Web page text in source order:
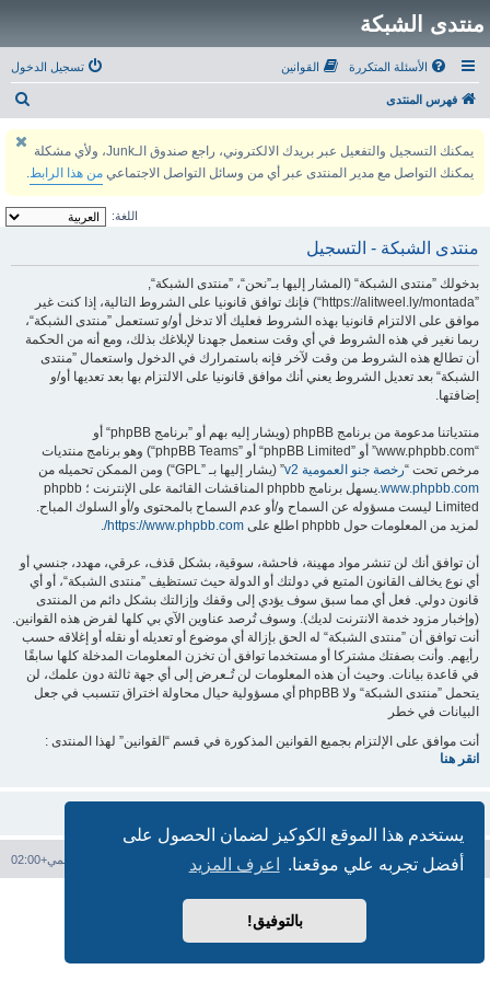
يستخدم هذا الموقع الكوكيز لضمان الحصول على
أفضل تجربه علي موقعنا.
اعرف المزيد
بالتوفيق!
منتدى الشبكة
الأسئلة المتكررة القوانين تسجيل الدخول
فهرس المنتدى
يمكنك التسجيل والتفعيل عبر بريدك الالكتروني، راجع صندوق الـJunk، ولأي مشكلة
يمكنك التواصل مع مدير المنتدى عبر أي من وسائل التواصل الاجتماعي من هذا الرابط.
اللغة:
منتدى الشبكة - التسجيل
بدخولك ”منتدى الشبكة“ (المشار إليها بـ”نحن“، ”منتدى الشبكة“,
”https://alitweel.ly/montada“) فإنك توافق قانونيا على الشروط التالية، إذا كنت غير
موافق على الالتزام قانونيا بهذه الشروط فعليك ألا تدخل أو/و تستعمل ”منتدى الشبكة“،
ربما نغير في هذه الشروط في أي وقت سنعمل جهدنا لإبلاغك بذلك، ومع أنه من الحكمة
أن تطالع هذه الشروط من وقت لآخر فإنه باستمرارك في الدخول واستعمال ”منتدى
الشبكة“ بعد تعديل الشروط يعني أنك موافق قانونيا على الالتزام بها بعد تعديها أو/و
إضافتها.
منتدياتنا مدعومة من برنامج phpBB (ويشار إليه بهم أو ”برنامج phpBB“ أو
“www.phpbb.com” أو ”phpBB Limited“ أو ”phpBB Teams“) وهو برنامج منتديات
مرخص تحت “رخصة جنو العمومية v2
” (يشار إليها بـ ”GPL“) ومن الممكن تحميله من
www.phpbb.com
.يسهل برنامج phpbb المناقشات القائمة على الإنترنت ؛ phpbb
Limited ليست مسؤوله عن السماح و/أو عدم السماح بالمحتوى و/أو السلوك المباح.
لمزيد من المعلومات حول phpbb اطلع على
https://www.phpbb.com/
.
أن توافق أنك لن تنشر مواد مهينة، فاحشة، سوقية، بشكل قذف، عرقي، مهدد، جنسي أو
أي نوع يخالف القانون المتبع في دولتك أو الدولة حيث تستظيف ”منتدى الشبكة“، أو أي
قانون دولي. فعل أي مما سبق سوف يؤدي إلى وقفك وإزالتك بشكل دائم من المنتدى
(وإخبار مزود خدمة الانترنت لديك). وسوف تُرصد عناوين الآي بي كلها لفرض هذه القوانين.
أنت توافق أن ”منتدى الشبكة“ له الحق بإزالة أي موضوع أو تعديله أو نقله أو إغلاقه حسب
رأيهم. وأنت بصفتك مشتركا أو مستخدما توافق أن تخزن المعلومات المدخلة كلها سابقًا
في قاعدة بيانات. وحيث أن هذه المعلومات لن تُـعرض إلى أي جهة ثالثة دون علمك، لن
يتحمل ”منتدى الشبكة“ ولا phpBB أي مسؤولية حيال محاولة اختراق تتسبب في جعل
البيانات في خطر
أنت موافق على الإلتزام بجميع القوانين المذكورة في قسم “القوانين” لهذا المنتدى :
انقر هنا
فهرس المنتدى جميع الأوقات تستخدم التوقيت العالمي+02:00 حذف الكوكيز
بدعم منphpBB
® Forum Software © phpBB Limited
الترجمة برعاية